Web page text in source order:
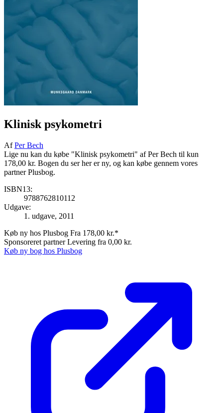
Klinisk psykometri
AfPer Bech
Lige nu kan du købe "Klinisk psykometri" af Per Bech til kun
178,00 kr. Bogen du ser her er ny, og kan købe gennem vores
partner Plusbog.
ISBN13:
9788762810112
Udgave:
1. udgave, 2011
Køb ny hos Plusbog Fra 178,00 kr.*
Sponsoreret partnerLevering fra 0,00 kr.
Køb ny bog hos Plusbog